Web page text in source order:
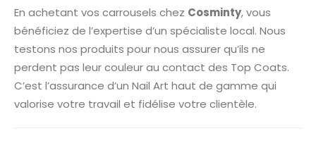
En achetant vos carrousels chez Cosminty, vous
bénéficiez de l’expertise d’un spécialiste local. Nous
testons nos produits pour nous assurer qu’ils ne
perdent pas leur couleur au contact des Top Coats.
C’est l’assurance d’un Nail Art haut de gamme qui
valorise votre travail et fidélise votre clientèle.